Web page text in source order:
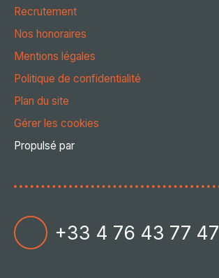
Recrutement
Nos honoraires
Mentions légales
Politique de confidentialité
Plan du site
Gérer les cookies
Propulsé par
+33 4 76 43 77 47